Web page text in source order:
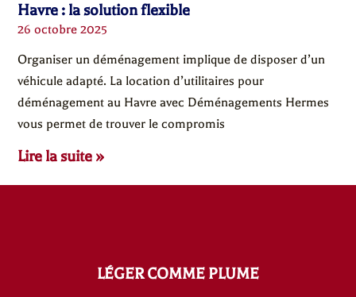
Havre : la solution flexible
26 octobre 2025
Organiser un déménagement implique de disposer d’un
véhicule adapté. La location d’utilitaires pour
déménagement au Havre avec Déménagements Hermes
vous permet de trouver le compromis
Lire la suite »
LÉGER COMME PLUME